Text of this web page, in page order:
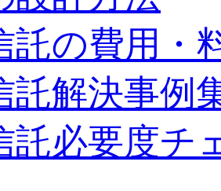
託の費用・
託解決事例
託必要度チ